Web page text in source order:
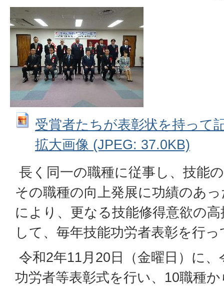
受賞者たちが表彰状を持って
拡大画像 (JPEG: 37.0KB)
長く同一の職種に従事し、技能
その職種の向上発展に功績のあ
により、更なる技能修得意欲の
して、毎年技能功労者表彰を行
令和2年11月20日（金曜日）に
功労者等表彰式を行い、10職種